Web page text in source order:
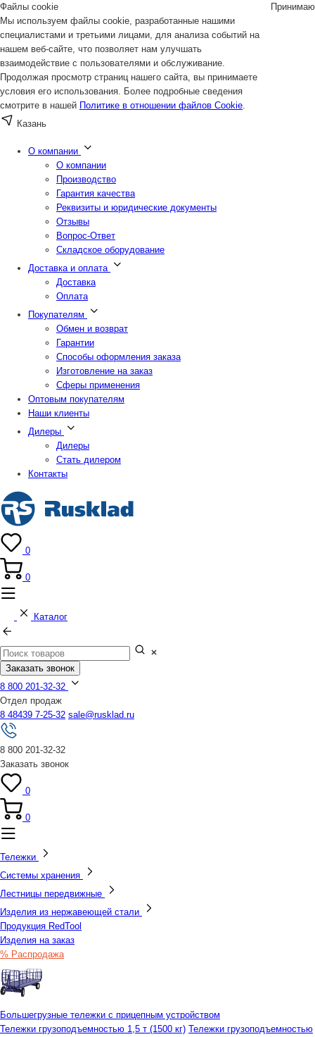
Файлы cookie
Мы используем файлы cookie, разработанные нашими
специалистами и третьими лицами, для анализа событий на
нашем веб-сайте, что позволяет нам улучшать
взаимодействие с пользователями и обслуживание.
Продолжая просмотр страниц нашего сайта, вы принимаете
условия его использования. Более подробные сведения
смотрите в нашей Политике в отношении файлов Cookie.
Принимаю
Казань
О компании
О компании
Производство
Гарантия качества
Реквизиты и юридические документы
Отзывы
Вопрос-Ответ
Складское оборудование
Доставка и оплата
Доставка
Оплата
Покупателям
Обмен и возврат
Гарантии
Способы оформления заказа
Изготовление на заказ
Сферы применения
Оптовым покупателям
Наши клиенты
Дилеры
Дилеры
Стать дилером
Контакты
0
0
Каталог
Заказать звонок
8 800 201-32-32
Отдел продаж
8 48439 7-25-32 sale@rusklad.ru
8 800 201-32-32
Заказать звонок
0
0
Тележки
Системы хранения
Лестницы передвижные
Изделия из нержавеющей стали
Продукция RedTool
Изделия на заказ
% Распродажа
Большегрузные тележки с прицепным устройством
Тележки грузоподъемностью 1,5 т (1500 кг) Тележки грузоподъемностью